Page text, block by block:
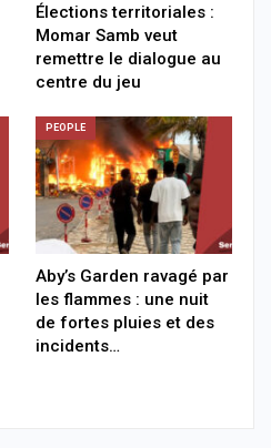
Élections territoriales :
Momar Samb veut
remettre le dialogue au
centre du jeu
PEOPLE
Aby’s Garden ravagé par
les flammes : une nuit
de fortes pluies et des
incidents…